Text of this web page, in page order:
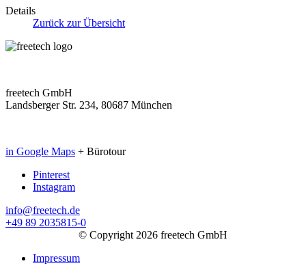
Details
Zurück zur Übersicht
freetech GmbH
Landsberger Str. 234, 80687 München
in Google Maps + Bürotour
Pinterest
Instagram
info@freetech.de
+49 89 2035815-0
© Copyright 2026 freetech GmbH
Impressum